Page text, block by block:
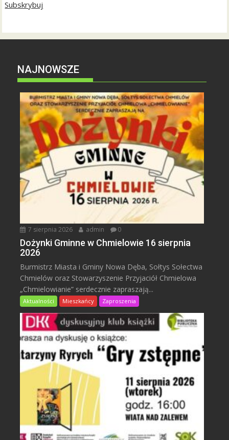
Subskrybuj
NAJNOWSZE
7 sierpnia 2026 admin 0
Dożynki Gminne w Chmielowie 16 sierpnia
2026
Burmistrz Miasta i Gminy Nowa Dęba, Sołtys Sołectwa
Chmielów oraz Stowarzyszenie Przyjaciół Chmielowa
„Chmielowianie” serdecznie zapraszają...
Aktualności Mieszkańcy Zaproszenia